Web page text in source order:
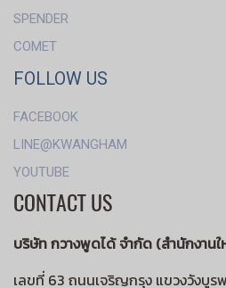
SPENDER
COMET
FOLLOW US
FACEBOOK
LINE@KWANGHAM
YOUTUBE
CONTACT US
บริษัท กวางพูดได้ จำกัด (สำนักงาน
เลขที่ 63 ถนนเจริญกรุง แขวงวังบูร